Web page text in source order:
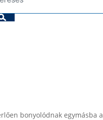
bonyolódnak egymásba a